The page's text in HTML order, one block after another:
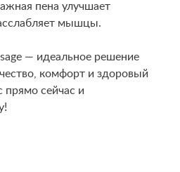
пена улучшает
мышцы.
— идеальное решение
комфорт и здоровый
прямо сейчас и